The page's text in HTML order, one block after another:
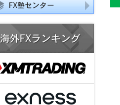
FX塾センター
海外FXランキング